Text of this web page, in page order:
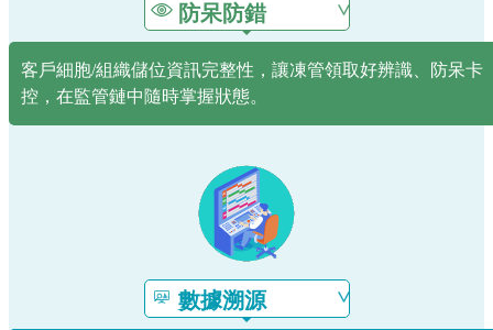
防呆防錯
客戶細胞/組織儲位資訊完整性，讓凍管領取好辨識、防呆卡
控，在監管鏈中隨時掌握狀態。
數據溯源